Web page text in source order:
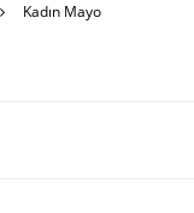
Kadın Mayo